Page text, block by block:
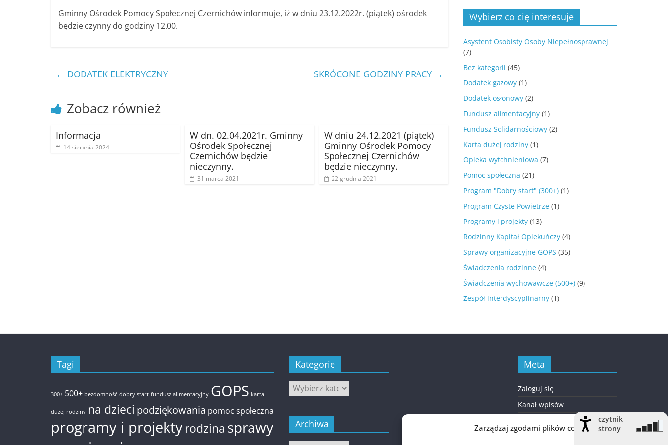
Zarządzaj zgodami plików cookie
Gminny Ośrodek Pomocy Społecznej Czernichów informuje, iż w dniu 23.12.2022r. (piątek) ośrodek
będzie czynny do godziny 12.00.
← DODATEK ELEKTRYCZNY SKRÓCONE GODZINY PRACY →
Zobacz również
Informacja
14 sierpnia 2024
W dn. 02.04.2021r. Gminny
Ośrodek Społecznej
Czernichów będzie
nieczynny.
31 marca 2021
W dniu 24.12.2021 (piątek)
Gminny Ośrodek Pomocy
Społecznej Czernichów
będzie nieczynny.
22 grudnia 2021
Wybierz co cię interesuje
Asystent Osobisty Osoby Niepełnosprawnej
(7)
Bez kategorii (45)
Dodatek gazowy (1)
Dodatek osłonowy (2)
Fundusz alimentacyjny (1)
Fundusz Solidarnościowy (2)
Karta dużej rodziny (1)
Opieka wytchnieniowa (7)
Pomoc społeczna (21)
Program "Dobry start" (300+) (1)
Program Czyste Powietrze (1)
Programy i projekty (13)
Rodzinny Kapitał Opiekuńczy (4)
Sprawy organizacyjne GOPS (35)
Świadczenia rodzinne (4)
Świadczenia wychowawcze (500+) (9)
Zespół interdyscyplinarny (1)
Tagi
300+ 500+ bezdomność dobry start fundusz alimentacyjny GOPS karta
dużej rodziny na dzieci podziękowania pomoc społeczna
programy i projektyrodzina sprawy
Kategorie
Kategorie
Archiwa
Meta
Zaloguj się
Kanał wpisów
czytnik
strony